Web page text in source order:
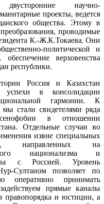
научно-
проекты, ведется
общества. Этому в
проводимые
К.-Ж.К.Токаева. Они
политической и
верховенства
республики.
Россия и Казахстан
успехи в консолидации
гармонии. К
стали свидетелями ряда
в отношении
Отдельные случаи во
извне специальных
направленных на
национализма и
с Россией. Уровень
Султаном позволяет по
оперативно принимать
прямые каналы
и юстиции, а